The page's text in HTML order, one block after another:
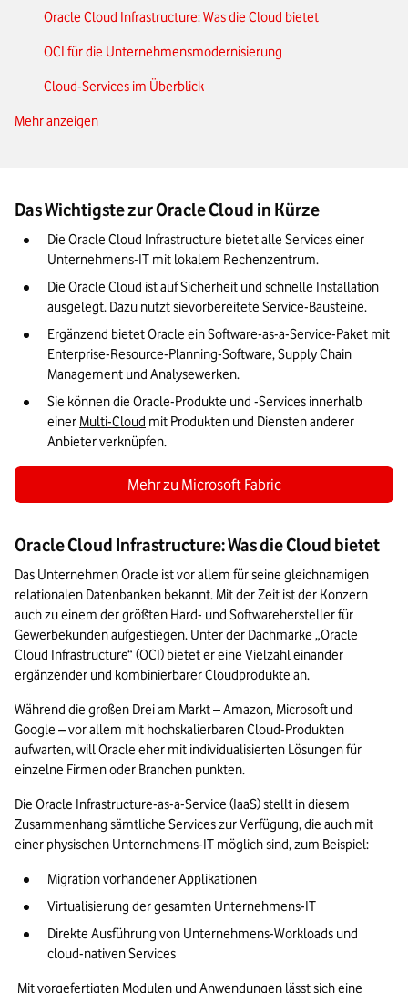
Oracle Cloud Infrastructure: Was die Cloud bietet
OCI für die Unternehmensmodernisierung
Cloud-Services im Überblick
IaaS in der Oracle Cloud
Die passende Lösung über die Oracle Cloud finden
Vor- und Nachteile der Oracle Cloud
Unser Fazit: Wie die Oracle Cloud zu Ihrem Geschäftserfolg
beiträgt
Mehr anzeigen
Das Wichtigste zur Oracle Cloud in Kürze
Die Oracle Cloud Infrastructure bietet alle Services einer
Unternehmens-IT mit lokalem Rechenzentrum.
Die Oracle Cloud ist auf Sicherheit und schnelle Installation
ausgelegt. Dazu nutzt sievorbereitete Service-Bausteine.
Ergänzend bietet Oracle ein Software-as-a-Service-Paket mit
Enterprise-Resource-Planning-Software, Supply Chain
Management und Analysewerken.
Sie können die Oracle-Produkte und -Services innerhalb
einer Multi-Cloud mit Produkten und Diensten anderer
Anbieter verknüpfen.
Mehr zu Microsoft Fabric
Oracle Cloud Infrastructure: Was die Cloud bietet
Das Unternehmen Oracle ist vor allem für seine gleichnamigen
relationalen Datenbanken bekannt. Mit der Zeit ist der Konzern
auch zu einem der größten Hard- und Softwarehersteller für
Gewerbekunden aufgestiegen. Unter der Dachmarke „Oracle
Cloud Infrastructure“ (OCI) bietet er eine Vielzahl einander
ergänzender und kombinierbarer Cloudprodukte an.
Während die großen Drei am Markt – Amazon, Microsoft und
Google – vor allem mit hochskalierbaren Cloud-Produkten
aufwarten, will Oracle eher mit individualisierten Lösungen für
einzelne Firmen oder Branchen punkten.
Die Oracle Infrastructure-as-a-Service (IaaS) stellt in diesem
Zusammenhang sämtliche Services zur Verfügung, die auch mit
einer physischen Unternehmens-IT möglich sind, zum Beispiel:
Migration vorhandener Applikationen
Virtualisierung der gesamten Unternehmens-IT
Direkte Ausführung von Unternehmens-Workloads und
cloud-nativen Services